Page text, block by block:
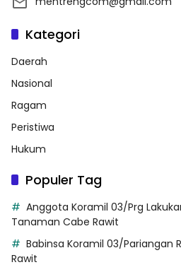
Kategori
Daerah
Nasional
Ragam
Peristiwa
Hukum
Populer Tag
Anggota Koramil 03/Prg
Tanaman Cabe Rawit
Babinsa Koramil 03/Pariangan
Rawit